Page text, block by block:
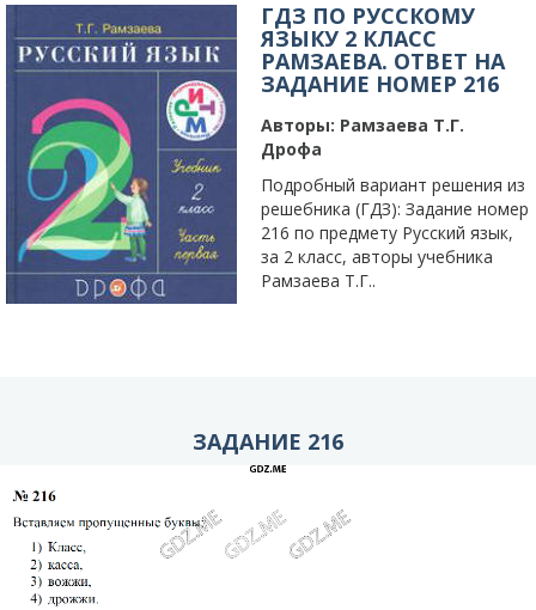
ГДЗ ПО РУССКОМУ
ЯЗЫКУ 2 КЛАСС
РАМЗАЕВА. ОТВЕТ НА
ЗАДАНИЕ НОМЕР 216
Авторы: Рамзаева Т.Г.
Дрофа
Подробный вариант решения из
решебника (ГДЗ): Задание номер
216 по предмету Русский язык,
за 2 класс, авторы учебника
Рамзаева Т.Г..
ЗАДАНИЕ 216